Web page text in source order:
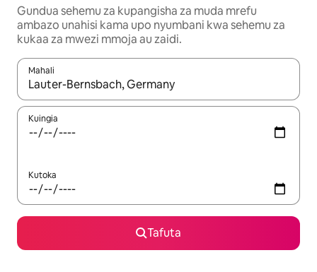
Gundua sehemu za kupangisha za muda mrefu
ambazo unahisi kama upo nyumbani kwa sehemu za
kukaa za mwezi mmoja au zaidi.
Mahali
Wakati matokeo yanapatikana, vinjari kwa kutumia vitufe vya
Kuingia
Kutoka
Tafuta